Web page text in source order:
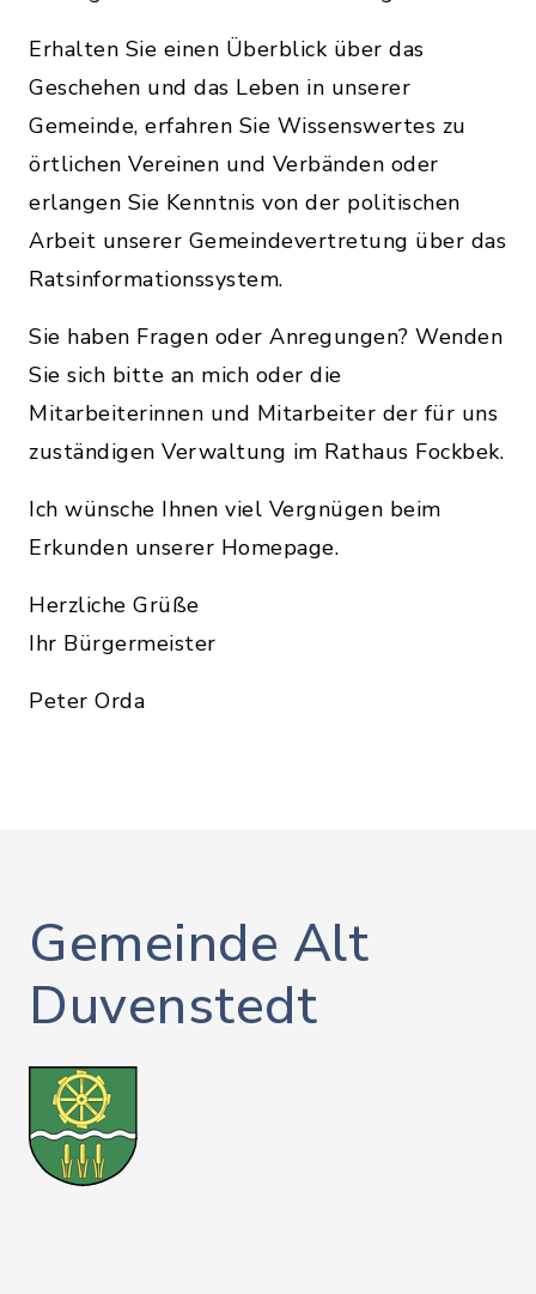
Erhalten Sie einen Überblick über das
Geschehen und das Leben in unserer
Gemeinde, erfahren Sie Wissenswertes zu
örtlichen Vereinen und Verbänden oder
erlangen Sie Kenntnis von der politischen
Arbeit unserer Gemeindevertretung über das
Ratsinformationssystem.
Sie haben Fragen oder Anregungen? Wenden
Sie sich bitte an mich oder die
Mitarbeiterinnen und Mitarbeiter der für uns
zuständigen Verwaltung im Rathaus Fockbek.
Ich wünsche Ihnen viel Vergnügen beim
Erkunden unserer Homepage.
Herzliche Grüße
Ihr Bürgermeister
Peter Orda
Gemeinde Alt
Duvenstedt